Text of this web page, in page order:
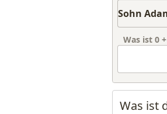
Was ist 0 +
Was ist